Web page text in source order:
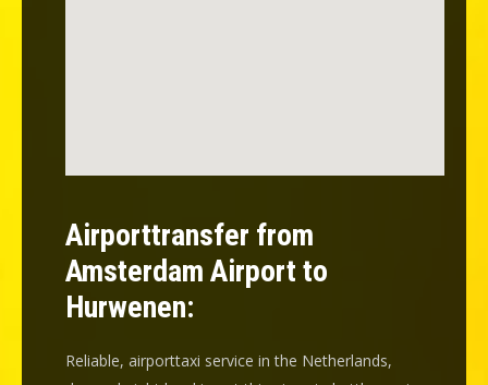
Airporttransfer from
Amsterdam Airport to
Hurwenen:
Reliable, airporttaxi service in the Netherlands,